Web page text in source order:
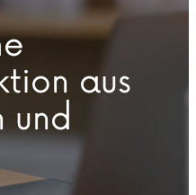
aus
und